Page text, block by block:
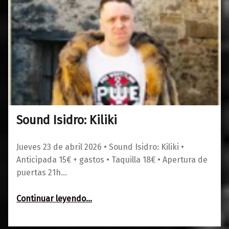
Sound Isidro: Kiliki
Jueves 23 de abril 2026 • Sound Isidro: Kiliki •
Anticipada 15€ + gastos • Taquilla 18€ • Apertura de
puertas 21h…
Continuar leyendo…
01/03/2026
0
Maravillas